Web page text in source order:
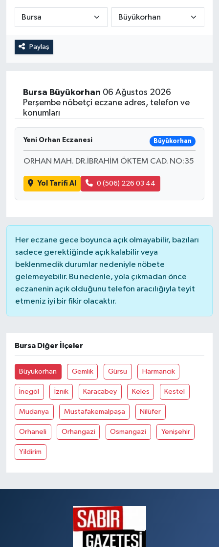
Paylaş
Bursa Büyükorhan 06 Ağustos 2026
Perşembe nöbetçi eczane adres, telefon ve
konumları
Yeni Orhan Eczanesi Büyükorhan
ORHAN MAH. DR.İBRAHİM ÖKTEM CAD. NO:35
Yol Tarifi Al 0 (506) 226 03 44
Her eczane gece boyunca açık olmayabilir, bazıları
sadece gerektiğinde açık kalabilir veya
beklenmedik durumlar nedeniyle nöbete
gelemeyebilir. Bu nedenle, yola çıkmadan önce
eczanenin açık olduğunu telefon aracılığıyla teyit
etmeniz iyi bir fikir olacaktır.
Bursa Diğer İlçeler
Büyükorhan Gemlik Gürsu Harmancik
İnegöl İznik Karacabey Keles Kestel
Mudanya Mustafakemalpaşa Nilüfer
Orhaneli Orhangazi Osmangazi Yenişehir
Yildirim